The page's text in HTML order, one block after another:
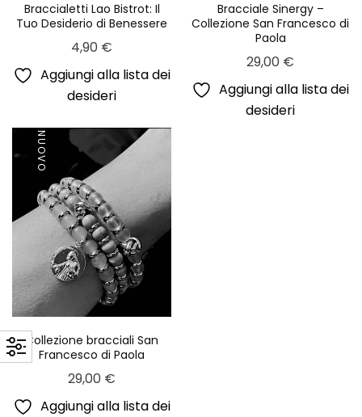
Braccialetti Lao Bistrot: Il
Tuo Desiderio di Benessere
4,90 €
Aggiungi alla lista dei
desideri
Bracciale Sinergy –
Collezione San Francesco di
Paola
29,00 €
Aggiungi alla lista dei
desideri
NUOVO
Collezione bracciali San
Francesco di Paola
29,00 €
Aggiungi alla lista dei